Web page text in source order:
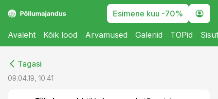
Esimene kuu -70%
Avaleht Kõik lood Arvamused Galeriid TOPid
Tagasi
09.04.19, 10:41